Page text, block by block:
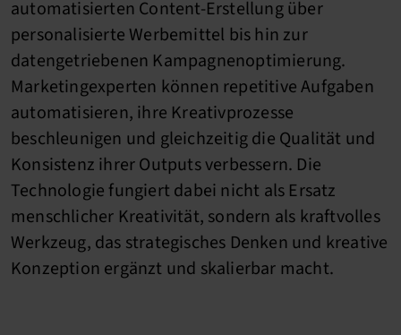
automatisierten Content-Erstellung über
personalisierte Werbemittel bis hin zur
datengetriebenen Kampagnenoptimierung.
Marketingexperten können repetitive Aufgaben
automatisieren, ihre Kreativprozesse
beschleunigen und gleichzeitig die Qualität und
Konsistenz ihrer Outputs verbessern. Die
Technologie fungiert dabei nicht als Ersatz
menschlicher Kreativität, sondern als kraftvolles
Werkzeug, das strategisches Denken und kreative
Konzeption ergänzt und skalierbar macht.